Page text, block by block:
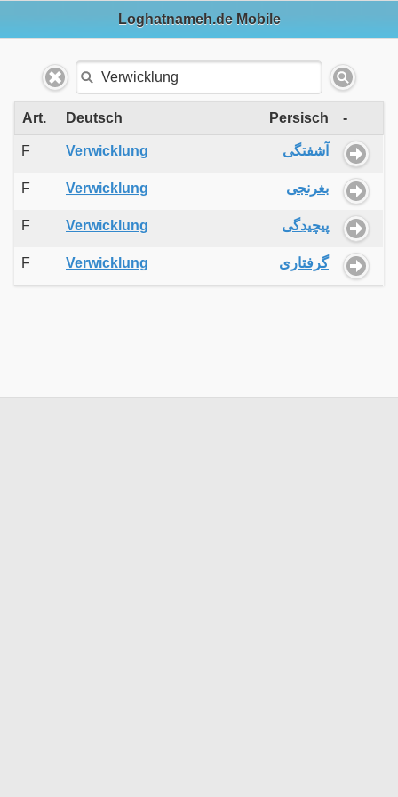
Loghatnameh.de Mobile
Art. Deutsch Persisch -
F Verwicklung آشفتگی
F Verwicklung بغرنجی
F Verwicklung پیچیدگی
F Verwicklung گرفتاری